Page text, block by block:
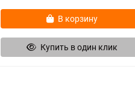
В корзину
Купить в один клик